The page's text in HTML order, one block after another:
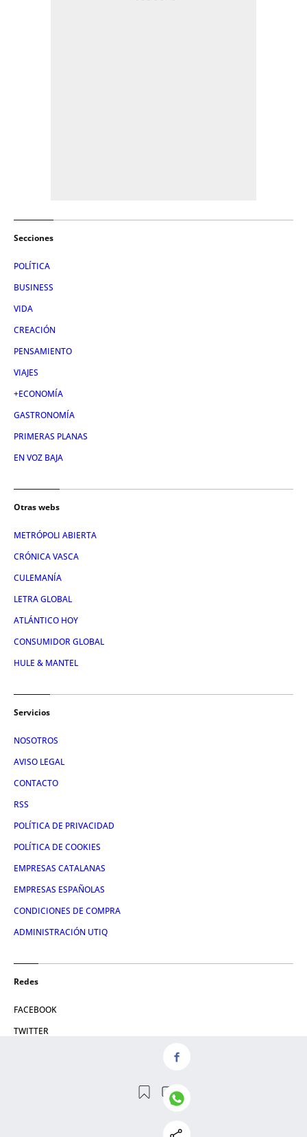
Secciones
POLÍTICA
BUSINESS
VIDA
CREACIÓN
PENSAMIENTO
VIAJES
+ECONOMÍA
GASTRONOMÍA
PRIMERAS PLANAS
EN VOZ BAJA
Otras webs
METRÓPOLI ABIERTA
CRÓNICA VASCA
CULEMANÍA
LETRA GLOBAL
ATLÁNTICO HOY
CONSUMIDOR GLOBAL
HULE & MANTEL
Servicios
NOSOTROS
AVISO LEGAL
CONTACTO
RSS
POLÍTICA DE PRIVACIDAD
POLÍTICA DE COOKIES
EMPRESAS CATALANAS
EMPRESAS ESPAÑOLAS
CONDICIONES DE COMPRA
ADMINISTRACIÓN UTIQ
Redes
FACEBOOK
TWITTER